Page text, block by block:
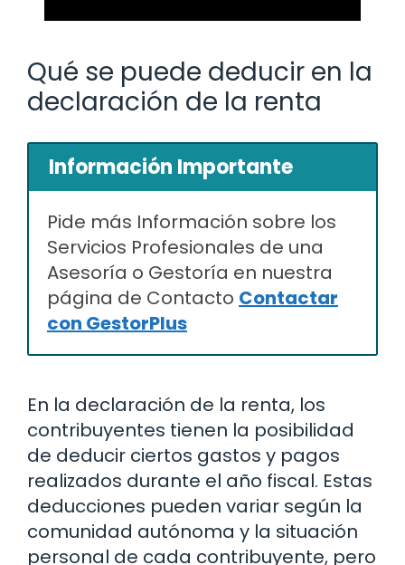
Qué se puede deducir en la
declaración de la renta
Información Importante
Pide más Información sobre los
Servicios Profesionales de una
Asesoría o Gestoría en nuestra
página de Contacto Contactar
con GestorPlus
En la declaración de la renta, los
contribuyentes tienen la posibilidad
de deducir ciertos gastos y pagos
realizados durante el año fiscal. Estas
deducciones pueden variar según la
comunidad autónoma y la situación
personal de cada contribuyente, pero